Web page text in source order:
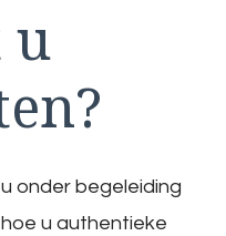
u
onder begeleiding
u authentieke